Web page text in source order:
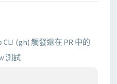
(gh) 觸發還在 PR 中的
測試